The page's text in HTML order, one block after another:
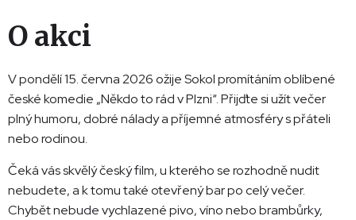
O akci
V pondělí 15. června 2026 ožije Sokol promítáním oblíbené
české komedie „Někdo to rád v Plzni“. Přijďte si užít večer
plný humoru, dobré nálady a příjemné atmosféry s přáteli
nebo rodinou.
Čeká vás skvělý český film, u kterého se rozhodně nudit
nebudete, a k tomu také otevřený bar po celý večer.
Chybět nebude vychlazené pivo, víno nebo brambůrky,